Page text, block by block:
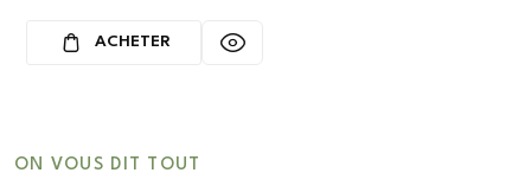
ACHETER
ON VOUS DIT TOUT